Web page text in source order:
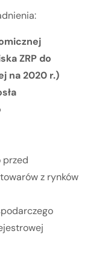
ZRP do
na 2020 r.)
przed
z rynków